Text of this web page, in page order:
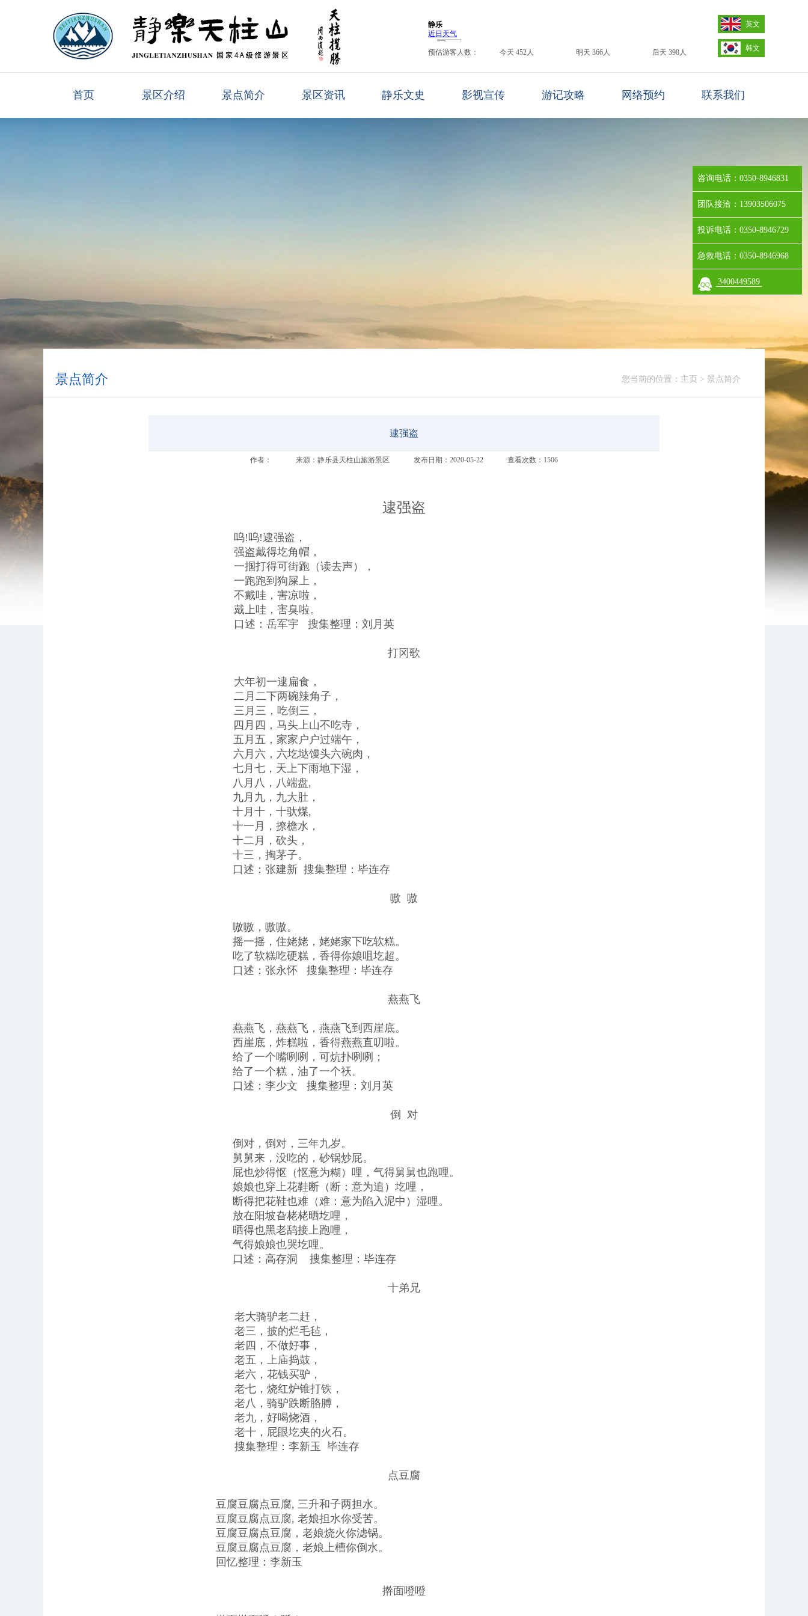
预估游客人数： 今天 452人 明天 366人 后天 398人
英文
韩文
首页 景区介绍 景点简介 景区资讯 静乐文史 影视宣传 游记攻略 网络预约 联系我们
咨询电话：0350-8946831
团队接洽：13903506075
投诉电话：0350-8946729
急救电话：0350-8946968
3400449589
景点简介 您当前的位置： 主页 > 景点简介
逮强盗
作者： 来源：静乐县天柱山旅游景区 发布日期：2020-05-22 查看次数：1506
逮强盗
呜!呜!逮强盗，
强盗戴得圪角帽，
一掴打得可街跑（读去声），
一跑跑到狗屎上，
不戴哇，害凉啦，
戴上哇，害臭啦。
口述：岳军宇 搜集整理：刘月英
打冈歌
大年初一逮扁食，
二月二下两碗辣角子，
三月三，吃倒三，
四月四，马头上山不吃寺，
五月五，家家户户过端午，
六月六，六圪垯馒头六碗肉，
七月七，天上下雨地下湿，
八月八，八端盘,
九月九，九大肚，
十月十，十驮煤,
十一月，撩檐水，
十二月，砍头，
十三，掏茅子。
口述：张建新 搜集整理：毕连存
嗷 嗷
嗷嗷，嗷嗷。
摇一摇，住姥姥，姥姥家下吃软糕。
吃了软糕吃硬糕，香得你娘咀圪超。
口述：张永怀 搜集整理：毕连存
燕燕飞
燕燕飞，燕燕飞，燕燕飞到西崖底。
西崖底，炸糕啦，香得燕燕直叨啦。
给了一个嘴咧咧，可炕扑咧咧；
给了一个糕，油了一个祆。
口述：李少文 搜集整理：刘月英
倒 对
倒对，倒对，三年九岁。
舅舅来，没吃的，砂锅炒屁。
屁也炒得怄（怄意为糊）哩，气得舅舅也跑哩。
娘娘也穿上花鞋断（断：意为追）圪哩，
断得把花鞋也难（难：意为陷入泥中）湿哩。
放在阳坡旮栳栳晒圪哩，
晒得也黑老鸹接上跑哩，
气得娘娘也哭圪哩。
口述：高存洞 搜集整理：毕连存
十弟兄
老大骑驴老二赶，
老三，披的烂毛毡，
老四，不做好事，
老五，上庙捣鼓，
老六，花钱买驴，
老七，烧红炉锥打铁，
老八，骑驴跌断胳膊，
老九，好喝烧酒，
老十，屁眼圪夹的火石。
搜集整理：李新玉 毕连存
点豆腐
豆腐豆腐点豆腐, 三升和子两担水。
豆腐豆腐点豆腐, 老娘担水你受苦。
豆腐豆腐点豆腐，老娘烧火你滤锅。
豆腐豆腐点豆腐，老娘上槽你倒水。
回忆整理：李新玉
擀面噔噔